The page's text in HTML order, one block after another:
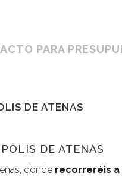
PARA
DE ATENAS
DE ATENAS
donde recorreréis a